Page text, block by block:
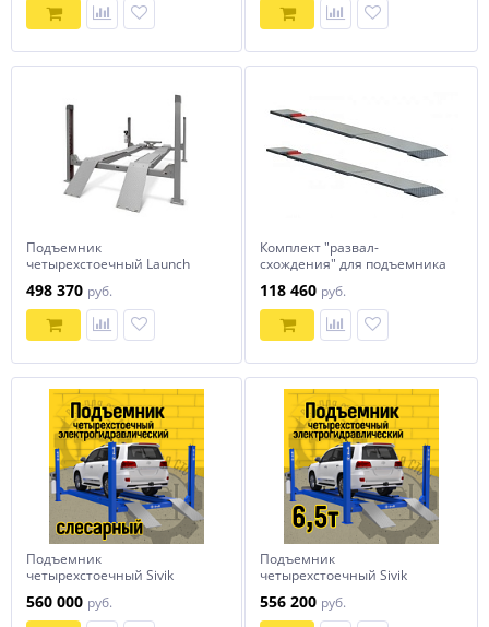
Подъемник
четырехстоечный Launch
Серый
498 370 руб.
Комплект "развал-
схождения" для подъемника
118 460 руб.
Подъемник
четырехстоечный Sivik
Синий
560 000 руб.
Подъемник
четырехстоечный Sivik
556 200 руб.